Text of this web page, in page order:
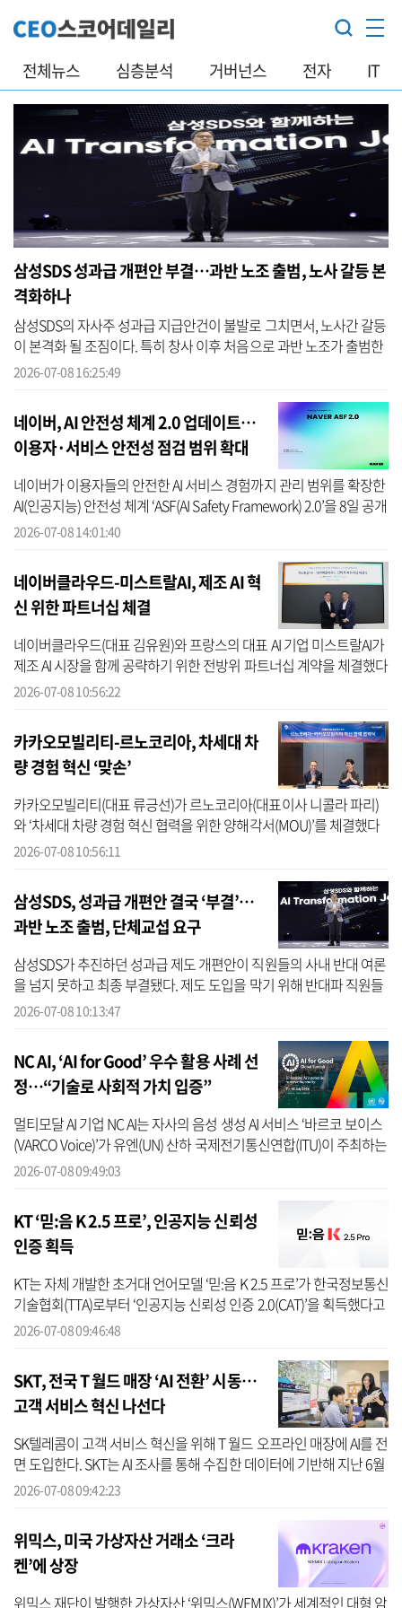
전체뉴스 심층분석 거버넌스 전자 IT
삼성SDS 성과급 개편안 부결…과반 노조 출범, 노사 갈등 본
격화하나
삼성SDS의 자사주 성과급 지급안건이 불발로 그치면서, 노사간 갈등
이 본격화 될 조짐이다. 특히 창사 이후 처음으로 과반 노조가 출범한
데 이어, 회사가 추진하던 인사제도 개편안마저 부결되면서 향후 노
2026-07-08 16:25:49
네이버, AI 안전성 체계 2.0 업데이트…
이용자·서비스 안전성 점검 범위 확대
네이버가 이용자들의 안전한 AI 서비스 경험까지 관리 범위를 확장한
AI(인공지능) 안전성 체계 ‘ASF(AI Safety Framework) 2.0’을 8일 공개
했다. ASF 2.0은 네이버가 지난 2024년 AI 서울 서밋에서 공개한
2026-07-08 14:01:40
네이버클라우드-미스트랄AI, 제조 AI 혁
신 위한 파트너십 체결
네이버클라우드(대표 김유원)와 프랑스의 대표 AI 기업 미스트랄AI가
제조 AI 시장을 함께 공략하기 위한 전방위 파트너십 계약을 체결했다
고 8일 밝혔다. 이번 협약은 미국 빅테크 기업 중심으로 재편되는
2026-07-08 10:56:22
카카오모빌리티-르노코리아, 차세대 차
량 경험 혁신 ‘맞손’
카카오모빌리티(대표 류긍선)가 르노코리아(대표이사 니콜라 파리)
와 ‘차세대 차량 경험 혁신 협력을 위한 양해각서(MOU)’를 체결했다
고 8일 밝혔다. 양사는 카카오모빌리티의 고정밀지도 및 소프트웨어
2026-07-08 10:56:11
삼성SDS, 성과급 개편안 결국 ‘부결’…
과반 노조 출범, 단체교섭 요구
삼성SDS가 추진하던 성과급 제도 개편안이 직원들의 사내 반대 여론
을 넘지 못하고 최종 부결됐다. 제도 도입을 막기 위해 반대파 직원들
이 벌인 ‘투표 거부(미투표) 운동’이 결정적인 영향을 미친 것으로 풀
2026-07-08 10:13:47
NC AI, ‘AI for Good’ 우수 활용 사례 선
정…“기술로 사회적 가치 입증”
멀티모달 AI 기업 NC AI는 자사의 음성 생성 AI 서비스 ‘바르코 보이스
(VARCO Voice)’가 유엔(UN) 산하 국제전기통신연합(ITU)이 주최하는
‘AI for Good Global Summit 2026’에서 우수 AI 활용 사례로 선정됐
2026-07-08 09:49:03
KT ‘믿:음 K 2.5 프로’, 인공지능 신뢰성
인증 획득
KT는 자체 개발한 초거대 언어모델 ‘믿:음 K 2.5 프로’가 한국정보통신
기술협회(TTA)로부터 ‘인공지능 신뢰성 인증 2.0(CAT)’을 획득했다고
8일 밝혔다. CAT는 AI 도입과 운영 전반의 거버넌스 신뢰성을 평가
2026-07-08 09:46:48
SKT, 전국 T 월드 매장 ‘AI 전환’ 시동…
고객 서비스 혁신 나선다
SK텔레콤이 고객 서비스 혁신을 위해 T 월드 오프라인 매장에 AI를 전
면 도입한다. SKT는 AI 조사를 통해 수집한 데이터에 기반해 지난 6월
T 월드 매장 별점 공개를 시작으로, 오는 9월부터 매장용 AI 에이전
2026-07-08 09:42:23
위믹스, 미국 가상자산 거래소 ‘크라
켄’에 상장
위믹스 재단이 발행한 가상자산 ‘위믹스(WEMIX)’가 세계적인 대형 암